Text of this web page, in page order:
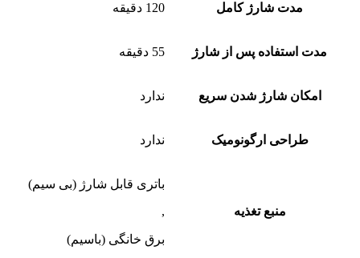
مدت شارژ کامل 120 دقیقه
مدت استفاده پس از شارژ 55 دقیقه
امکان شارژ شدن سریع ندارد
طراحی ارگونومیک ندارد
منبع تغذیه
باتری قابل شارژ (بی سیم)
,
برق خانگی (باسیم)